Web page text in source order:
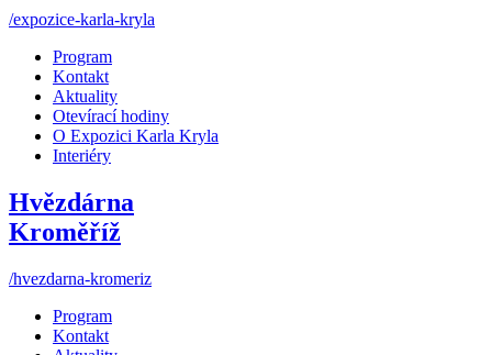
/expozice-karla-kryla
Program
Kontakt
Aktuality
Otevírací hodiny
O Expozici Karla Kryla
Interiéry
Hvězdárna
Kroměříž
/hvezdarna-kromeriz
Program
Kontakt